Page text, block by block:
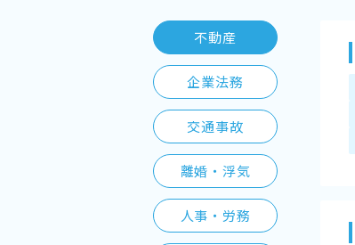
不動産
企業法務
交通事故
離婚・浮気
人事・労務